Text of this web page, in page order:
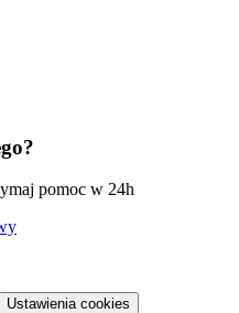
pomoc w 24h
Ustawienia cookies